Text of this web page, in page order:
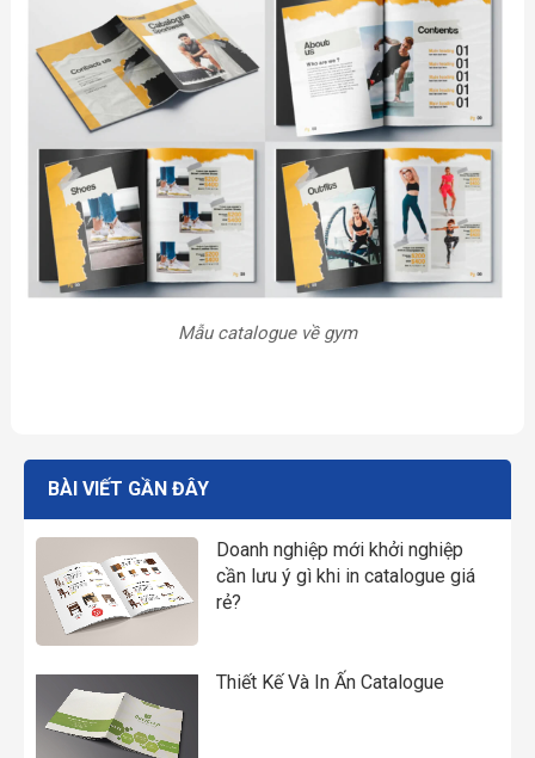
Mẫu catalogue về gym
BÀI VIẾT GẦN ĐÂY
Doanh nghiệp mới khởi nghiệp
cần lưu ý gì khi in catalogue giá
rẻ?
Thiết Kế Và In Ấn Catalogue